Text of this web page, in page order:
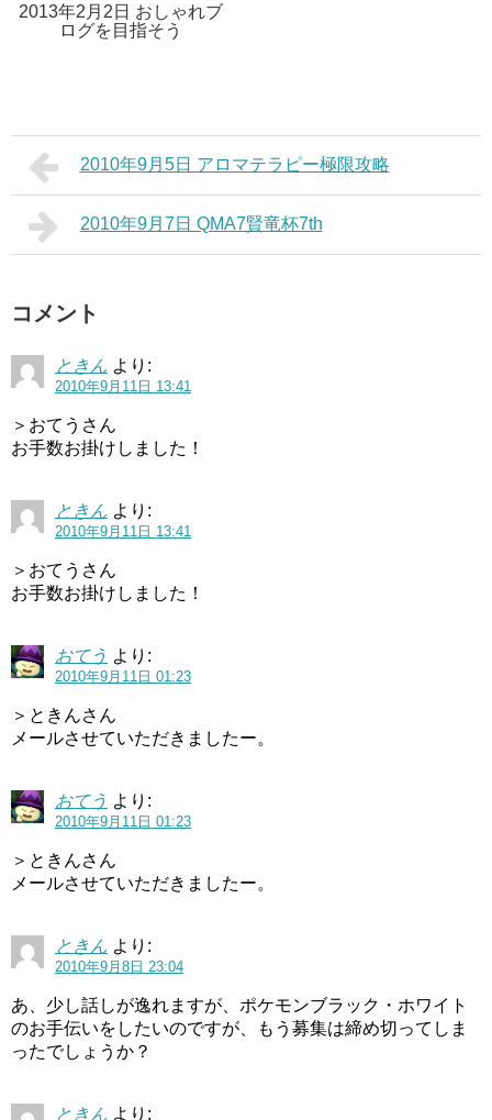
2013年2月2日 おしゃれブ
ログを目指そう
2010年9月5日 アロマテラピー極限攻略
2010年9月7日 QMA7賢竜杯7th
コメント
ときん より:
2010年9月11日 13:41
＞おてうさん
お手数お掛けしました！
ときん より:
2010年9月11日 13:41
＞おてうさん
お手数お掛けしました！
おてう より:
2010年9月11日 01:23
＞ときんさん
メールさせていただきましたー。
おてう より:
2010年9月11日 01:23
＞ときんさん
メールさせていただきましたー。
ときん より:
2010年9月8日 23:04
あ、少し話しが逸れますが、ポケモンブラック・ホワイト
のお手伝いをしたいのですが、もう募集は締め切ってしま
ったでしょうか？
ときん より: